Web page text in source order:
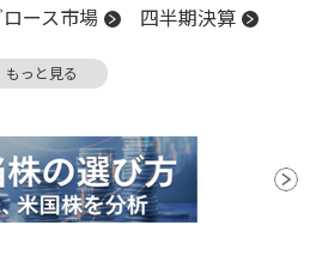
ース市場
四半期決算
引け
もっと見る